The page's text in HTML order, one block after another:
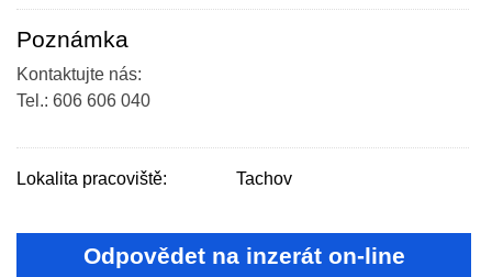
Poznámka
Kontaktujte nás:
Tel.: 606 606 040
Lokalita pracoviště: Tachov
Odpovědet na inzerát on-line